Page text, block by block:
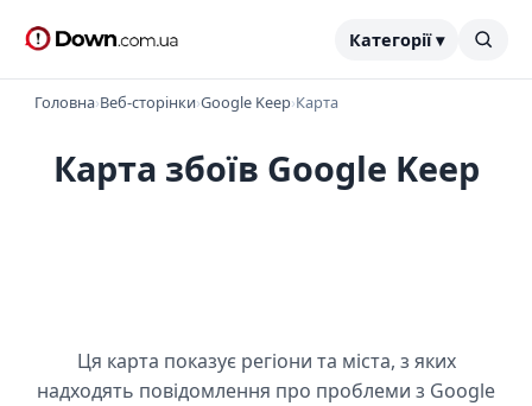
Категорії ▾
Головна›Веб-сторінки›Google Keep›Карта
Карта збоїв Google Keep
Ця карта показує регіони та міста, з яких
надходять повідомлення про проблеми з Google